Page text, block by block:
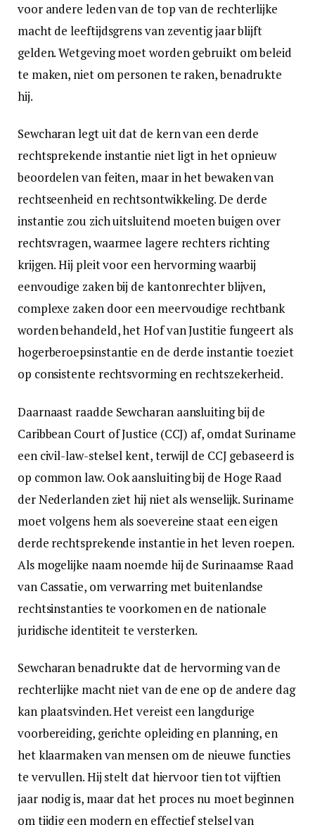
voor andere leden van de top van de rechterlijke
macht de leeftijdsgrens van zeventig jaar blijft
gelden. Wetgeving moet worden gebruikt om beleid
te maken, niet om personen te raken, benadrukte
hij.
Sewcharan legt uit dat de kern van een derde
rechtsprekende instantie niet ligt in het opnieuw
beoordelen van feiten, maar in het bewaken van
rechtseenheid en rechtsontwikkeling. De derde
instantie zou zich uitsluitend moeten buigen over
rechtsvragen, waarmee lagere rechters richting
krijgen. Hij pleit voor een hervorming waarbij
eenvoudige zaken bij de kantonrechter blijven,
complexe zaken door een meervoudige rechtbank
worden behandeld, het Hof van Justitie fungeert als
hogerberoepsinstantie en de derde instantie toeziet
op consistente rechtsvorming en rechtszekerheid.
Daarnaast raadde Sewcharan aansluiting bij de
Caribbean Court of Justice (CCJ) af, omdat Suriname
een civil-law-stelsel kent, terwijl de CCJ gebaseerd is
op common law. Ook aansluiting bij de Hoge Raad
der Nederlanden ziet hij niet als wenselijk. Suriname
moet volgens hem als soevereine staat een eigen
derde rechtsprekende instantie in het leven roepen.
Als mogelijke naam noemde hij de Surinaamse Raad
van Cassatie, om verwarring met buitenlandse
rechtsinstanties te voorkomen en de nationale
juridische identiteit te versterken.
Sewcharan benadrukte dat de hervorming van de
rechterlijke macht niet van de ene op de andere dag
kan plaatsvinden. Het vereist een langdurige
voorbereiding, gerichte opleiding en planning, en
het klaarmaken van mensen om de nieuwe functies
te vervullen. Hij stelt dat hiervoor tien tot vijftien
jaar nodig is, maar dat het proces nu moet beginnen
om tijdig een modern en effectief stelsel van